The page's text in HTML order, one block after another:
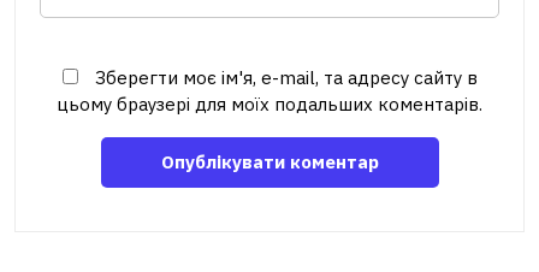
Зберегти моє ім'я, e-mail, та адресу сайту в
цьому браузері для моїх подальших коментарів.